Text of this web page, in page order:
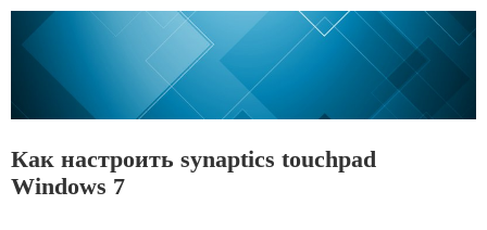
Как настроить synaptics touchpad
Windows 7